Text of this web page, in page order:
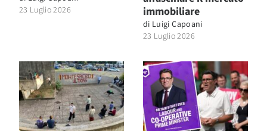
23 Luglio 2026
immobiliare
di Luigi Capoani
23 Luglio 2026